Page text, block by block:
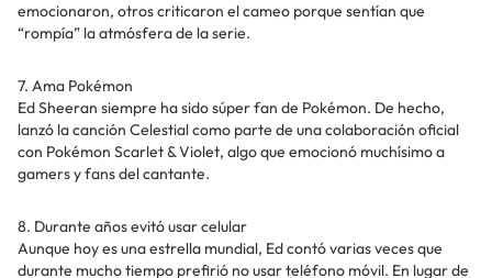
emocionaron, otros criticaron el cameo porque sentían que
“rompía” la atmósfera de la serie.
7. Ama Pokémon
Ed Sheeran siempre ha sido súper fan de Pokémon. De hecho,
lanzó la canción Celestial como parte de una colaboración oficial
con Pokémon Scarlet & Violet, algo que emocionó muchísimo a
gamers y fans del cantante.
8. Durante años evitó usar celular
Aunque hoy es una estrella mundial, Ed contó varias veces que
durante mucho tiempo prefirió no usar teléfono móvil. En lugar de